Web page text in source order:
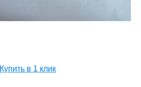
Купить в 1 клик